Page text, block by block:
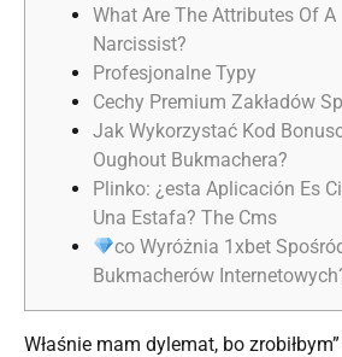
What Are The Attributes Of A
Narcissist?
Profesjonalne Typy
Cechy Premium Zakładów
Jak Wykorzystać Kod
Oughout Bukmachera?
Plinko: ¿esta Aplicación Es
Una Estafa? The Cms
co Wyróżnia 1xbet
Bukmacherów
Właśnie mam dylemat, bo